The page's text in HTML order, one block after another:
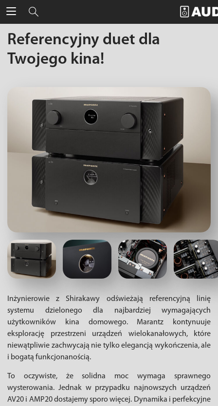
Referencyjny duet dla
Twojego kina!
Inżynierowie z Shirakawy odświeżają referencyjną linię
systemu dzielonego dla najbardziej wymagających
użytkowników kina domowego. Marantz kontynuuje
eksplorację przestrzeni urządzeń wielokanałowych, które
niewątpliwie zachwycają nie tylko elegancją wykończenia, ale
i bogatą funkcjonanością.
To oczywiste, że solidna moc wymaga sprawnego
wysterowania. Jednak w przypadku najnowszych urządzeń
AV20 i AMP20 dostajemy sporo więcej. Dynamika i perfekcyjne